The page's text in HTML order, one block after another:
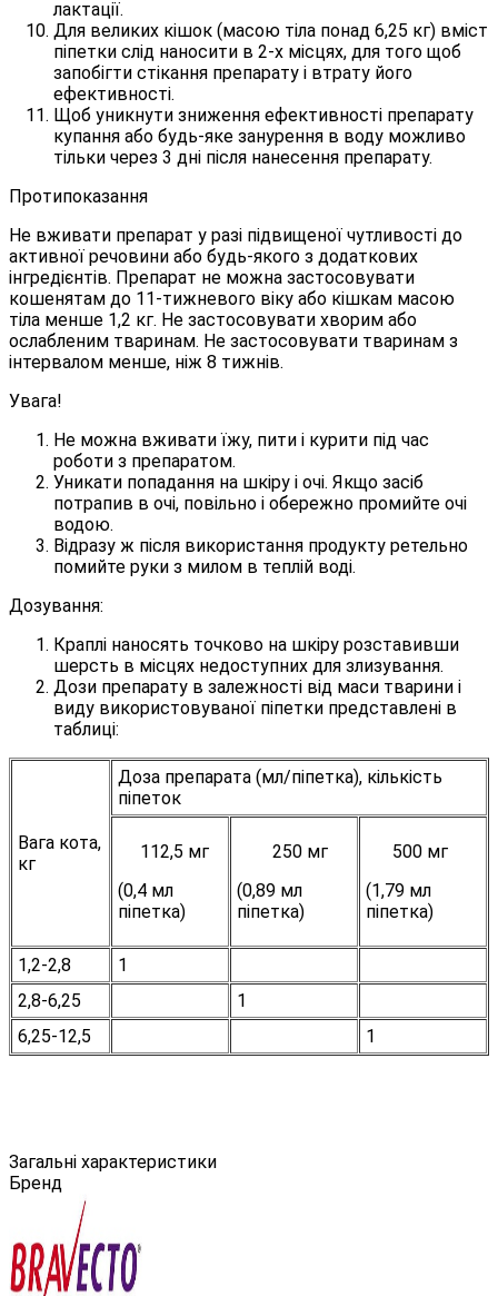
лактації.
Для великих кішок (масою тіла понад 6,25 кг) вміст
піпетки слід наносити в 2-х місцях, для того щоб
запобігти стікання препарату і втрату його
ефективності.
Щоб уникнути зниження ефективності препарату
купання або будь-яке занурення в воду можливо
тільки через 3 дні після нанесення препарату.
Протипоказання
Не вживати препарат у разі підвищеної чутливості до
активної речовини або будь-якого з додаткових
інгредієнтів. Препарат не можна застосовувати
кошенятам до 11-тижневого віку або кішкам масою
тіла менше 1,2 кг. Не застосовувати хворим або
ослабленим тваринам. Не застосовувати тваринам з
інтервалом менше, ніж 8 тижнів.
Увага!
Не можна вживати їжу, пити і курити під час
роботи з препаратом.
Уникати попадання на шкіру і очі. Якщо засіб
потрапив в очі, повільно і обережно промийте очі
водою.
Відразу ж після використання продукту ретельно
помийте руки з милом в теплій воді.
Дозування:
Краплі наносять точково на шкіру розставивши
шерсть в місцях недоступних для злизування.
Дози препарату в залежності від маси тварини і
виду використовуваної піпетки представлені в
таблиці:
Вага кота,
кг
Доза препарата (мл/піпетка), кількість
піпеток
112,5 мг
(0,4 мл
піпетка)
250 мг
(0,89 мл
піпетка)
500 мг
(1,79 мл
піпетка)
1,2-2,8
1
2,8-6,25
1
6,25-12,5
1
Загальні характеристики
Бренд